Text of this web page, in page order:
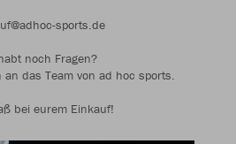
sports.de
noch Fragen?
an das Team von ad hoc sports.
bei eurem Einkauf!